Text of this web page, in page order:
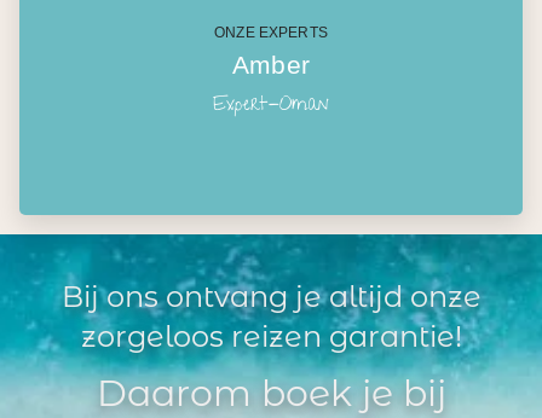
ONZE EXPERTS
Amber
Expert-Oman
Bij ons ontvang je altijd onze
zorgeloos reizen garantie!
Daarom boek je bij